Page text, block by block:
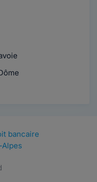
bancaire